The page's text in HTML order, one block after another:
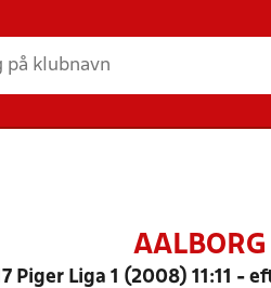
AALBORG
Piger Liga 1 (2008) 11:11 -